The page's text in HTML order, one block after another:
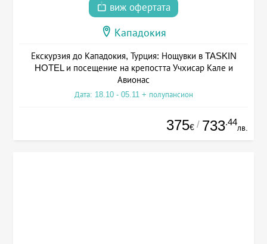
виж офертата
Кападокия
Екскурзия до Кападокия, Турция: Нощувки в TASKIN
HOTEL и посещение на крепостта Учхисар Кале и
Авионас
Дата: 18.10 - 05.11 + полупансион
375€ / 733.44
лв.